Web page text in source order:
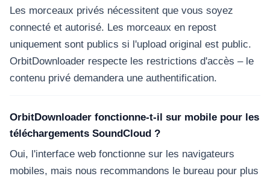
Les morceaux privés nécessitent que vous soyez
connecté et autorisé. Les morceaux en repost
uniquement sont publics si l'upload original est public.
OrbitDownloader respecte les restrictions d'accès – le
contenu privé demandera une authentification.
OrbitDownloader fonctionne-t-il sur mobile pour les
téléchargements SoundCloud ?
Oui, l'interface web fonctionne sur les navigateurs
mobiles, mais nous recommandons le bureau pour plus